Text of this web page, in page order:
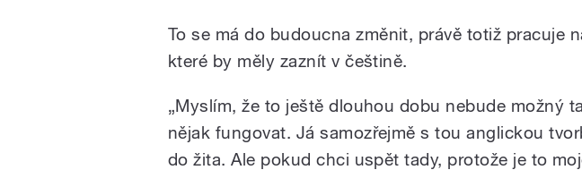
To se má do budoucna změnit, právě totiž pracuje
které by měly zaznít v češtině.
„Myslím, že to ještě dlouhou dobu nebude možný
nějak fungovat. Já samozřejmě s tou anglickou
do žita. Ale pokud chci uspět tady, protože je to